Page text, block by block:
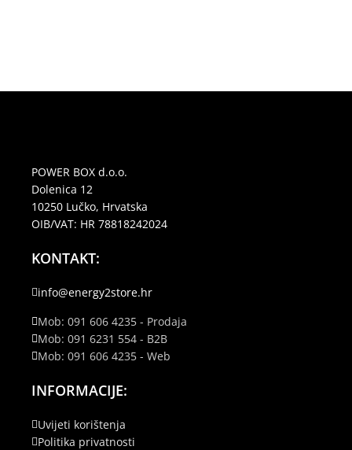
POWER BOX d.o.o.
Dolenica 12
10250 Lučko, Hrvatska
OIB/VAT: HR 78818242024
KONTAKT:
info@energy2store.hr
Mob: 091 606 4235 - Prodaja
Mob: 091 6231 554 - B2B
Mob: 091 606 4235 - Web
INFORMACIJE:
Uvijeti korištenja
Politika privatnosti